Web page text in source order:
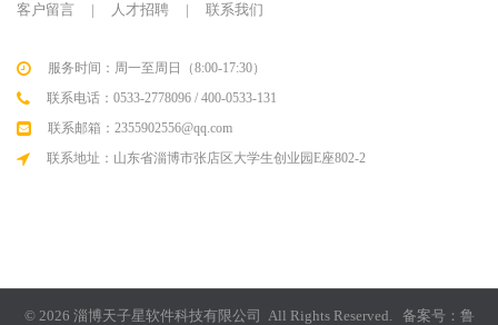
客户留言 | 人才招聘 | 联系我们
服务时间：周一至周日（8:00-17:30）
联系电话：0533-2778096 / 400-0533-131
联系邮箱：2355902556@qq.com
联系地址：山东省淄博市张店区大学生创业园E座802-2
© 2026 淄博天子星软件科技有限公司 All Rights Reserved. 备案号： 鲁